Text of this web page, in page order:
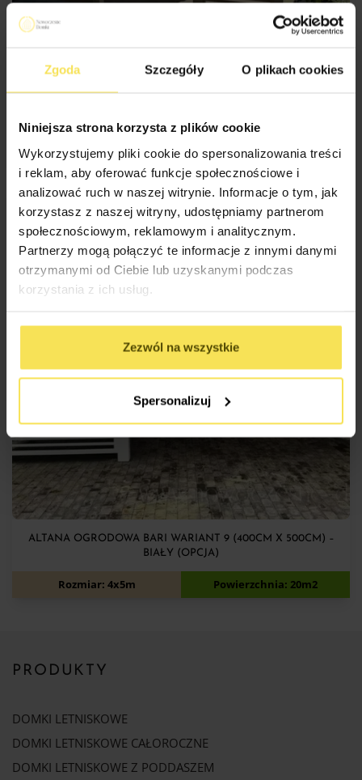
Zgoda Szczegóły O plikach cookies
Niniejsza strona korzysta z plików cookie
Wykorzystujemy pliki cookie do spersonalizowania treści
i reklam, aby oferować funkcje społecznościowe i
analizować ruch w naszej witrynie. Informacje o tym, jak
korzystasz z naszej witryny, udostępniamy partnerom
społecznościowym, reklamowym i analitycznym.
Partnerzy mogą połączyć te informacje z innymi danymi
otrzymanymi od Ciebie lub uzyskanymi podczas
korzystania z ich usług.
Zezwól na wszystkie
Spersonalizuj
SOSNA NATURALNA (OPCJA)
9 920zł
Rozmiar: 4x4m Powierzchnia: 16m2
SKONFIGURUJ
ALTANA OGRODOWA BARI WARIANT 9 (400CM X 500CM) –
BIAŁY (OPCJA)
11 000zł
Rozmiar: 4x5m Powierzchnia: 20m2
PRODUKTY
DOMKI LETNISKOWE
DOMKI LETNISKOWE CAŁOROCZNE
DOMKI LETNISKOWE Z PODDASZEM